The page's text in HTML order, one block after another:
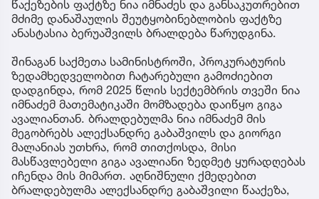
წაქეზების ფაქტზე ნია იმნაძეს და განსაკუთრებით
მძიმე დანაშაულის შეუტყობინებლობის ფაქტზე
ანასტასია ბერუაშვილს ბრალდება წარუდგინა.
შინაგან საქმეთა სამინისტროში, პროკურატურის
ზედამხედველობით ჩატარებული გამოძიებით
დადგინდა, რომ 2025 წლის სექტემბრის თვეში ნია
იმნაძემ მათემატიკაში მომზადება დაიწყო გიგა
ავალიანთან. ბრალდებულმა ნია იმნაძემ მის
მეგობრებს ალექსანდრე გაბაშვილს და გიორგი
მალანიას უთხრა, რომ თითქოსდა, მისი
მასწავლებელი გიგა ავალიანი ზედმეტ ყურადღებას
იჩენდა მის მიმართ. აღნიშნული ქმედებით
ბრალდებულმა ალექსანდრე გაბაშვილი წააქეზა,